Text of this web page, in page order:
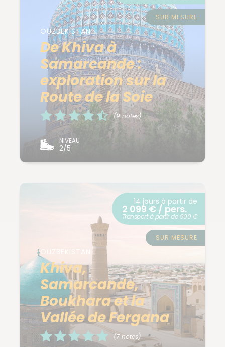
OUZBEKISTAN
De Khiva à
Samarcande :
exploration sur la
Route de la Soie
(9 notes)
NIVEAU
2/5
SUR MESURE
OUZBEKISTAN
Khiva,
Samarcande,
Boukhara et la
Vallée de Fergana
(7 notes)
14 jours à partir de
2 099 € / pers.
Transport à partir de 900 €
SUR MESURE